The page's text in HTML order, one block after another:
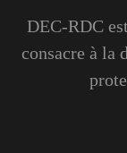
DEC-RDC
consacre à la